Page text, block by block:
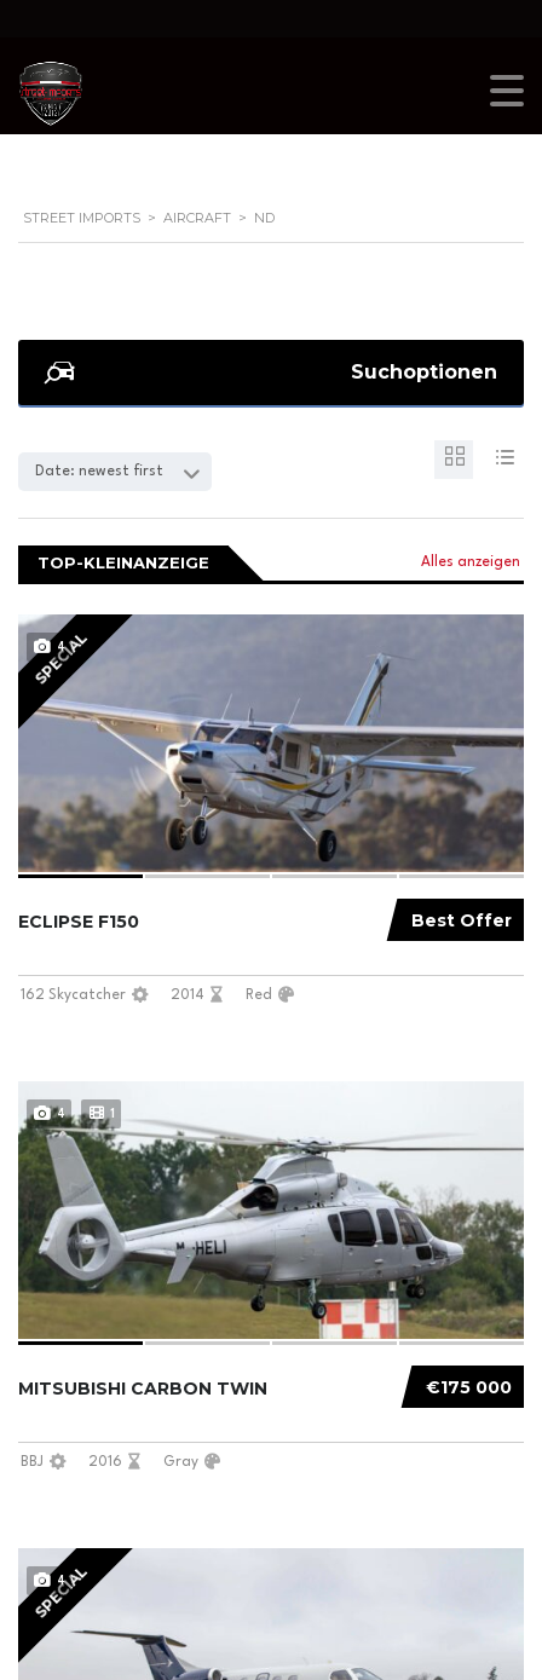
STREET IMPORTS > AIRCRAFT > ND
Suchoptionen
Date: newest first
TOP-KLEINANZEIGE Alles anzeigen
SPECIAL
4
Best Offer
ECLIPSE F150
162 Skycatcher 2014 Red
4 1
€175 000
MITSUBISHI CARBON TWIN
BBJ 2016 Gray
SPECIAL
4